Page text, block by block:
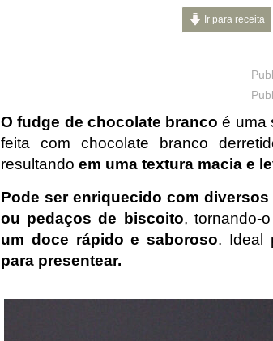
Ir para receita
O fudge de chocolate branco é uma
feita com chocolate branco
resultando em uma textura macia e
Pode ser enriquecido com diversos
ou pedaços de biscoito, tornando-
um doce rápido e saboroso. Ideal
para presentear.